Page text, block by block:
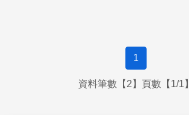
1
資料筆數【2】頁數【1/1】